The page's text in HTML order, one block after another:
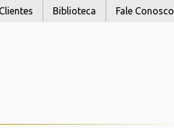
Biblioteca Fale Conosco